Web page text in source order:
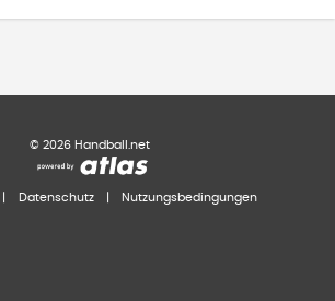
© 2026 Handball.net
Datenschutz Nutzungsbedingungen